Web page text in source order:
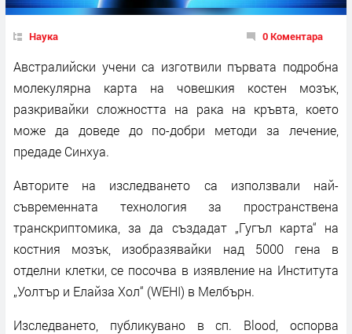
Наука 0 Коментара
Австралийски учени са изготвили първата подробна
молекулярна карта на човешкия костен мозък,
разкривайки сложността на рака на кръвта, което
може да доведе до по-добри методи за лечение,
предаде Синхуа.
Авторите на изследването са използвали най-
съвременната технология за пространствена
транскриптомика, за да създадат „Гугъл карта“ на
костния мозък, изобразявайки над 5000 гена в
отделни клетки, се посочва в изявление на Института
„Уолтър и Елайза Хол“ (WEHI) в Мелбърн.
Изследването, публикувано в сп. Blood, оспорва